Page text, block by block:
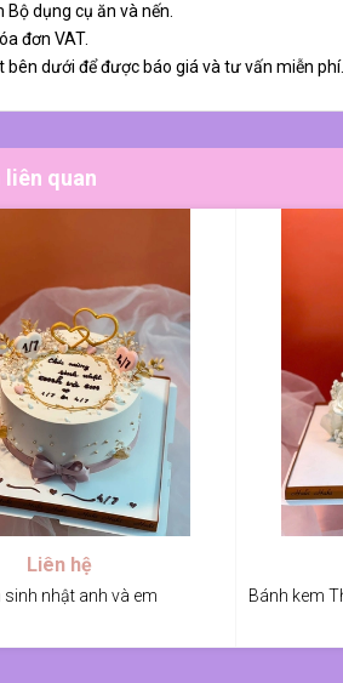
Bộ dụng cụ ăn và nến.
đơn VAT.
bên dưới để được báo giá và tư vấn miễn phí.
liên quan
Liên hệ
sinh nhật anh và em